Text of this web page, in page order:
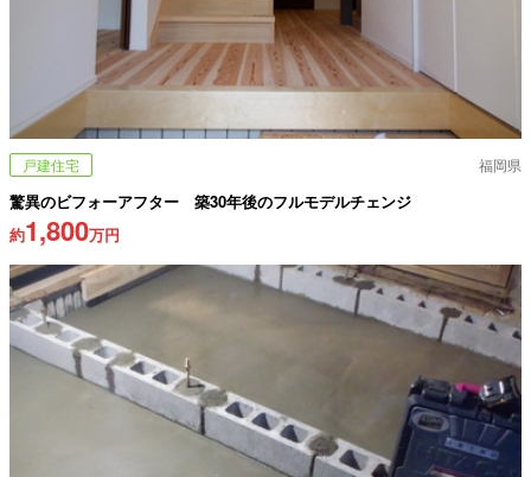
戸建住宅 福岡県
驚異のビフォーアフター 築30年後のフルモデルチェンジ
約1,800万円